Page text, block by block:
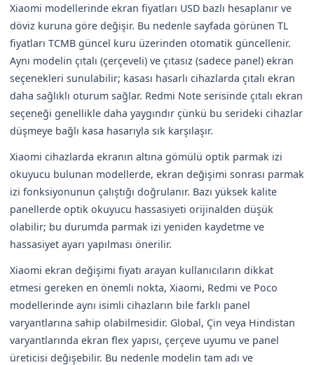
Xiaomi modellerinde ekran fiyatları USD bazlı hesaplanır ve
döviz kuruna göre değişir. Bu nedenle sayfada görünen TL
fiyatları TCMB güncel kuru üzerinden otomatik güncellenir.
Aynı modelin çıtalı (çerçeveli) ve çıtasız (sadece panel) ekran
seçenekleri sunulabilir; kasası hasarlı cihazlarda çıtalı ekran
daha sağlıklı oturum sağlar. Redmi Note serisinde çıtalı ekran
seçeneği genellikle daha yaygındır çünkü bu serideki cihazlar
düşmeye bağlı kasa hasarıyla sık karşılaşır.
Xiaomi cihazlarda ekranın altına gömülü optik parmak izi
okuyucu bulunan modellerde, ekran değişimi sonrası parmak
izi fonksiyonunun çalıştığı doğrulanır. Bazı yüksek kalite
panellerde optik okuyucu hassasiyeti orijinalden düşük
olabilir; bu durumda parmak izi yeniden kaydetme ve
hassasiyet ayarı yapılması önerilir.
Xiaomi ekran değişimi fiyatı arayan kullanıcıların dikkat
etmesi gereken en önemli nokta, Xiaomi, Redmi ve Poco
modellerinde aynı isimli cihazların bile farklı panel
varyantlarına sahip olabilmesidir. Global, Çin veya Hindistan
varyantlarında ekran flex yapısı, çerçeve uyumu ve panel
üreticisi değişebilir. Bu nedenle modelin tam adı ve